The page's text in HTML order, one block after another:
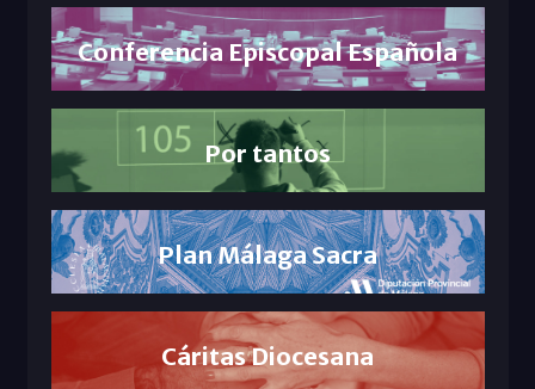
Conferencia Episcopal Española
Por tantos
Plan Málaga Sacra
Cáritas Diocesana